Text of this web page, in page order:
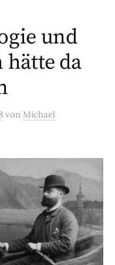
und
hätte da
von Michael